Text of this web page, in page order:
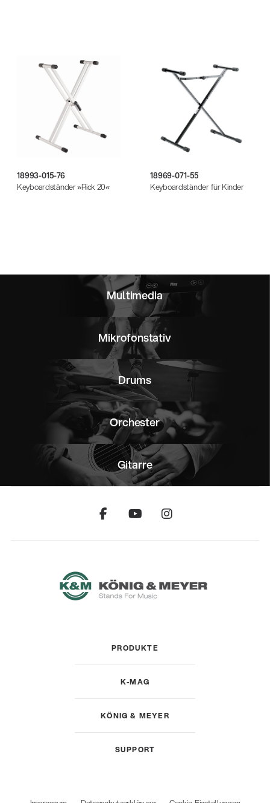
18993-015-76
Keyboardständer »Rick 20«
18969-071-55
Keyboardständer für Kinder
Multimedia
Mikrofonstativ
Drums
Orchester
Gitarre
PRODUKTE
K-MAG
KÖNIG & MEYER
SUPPORT